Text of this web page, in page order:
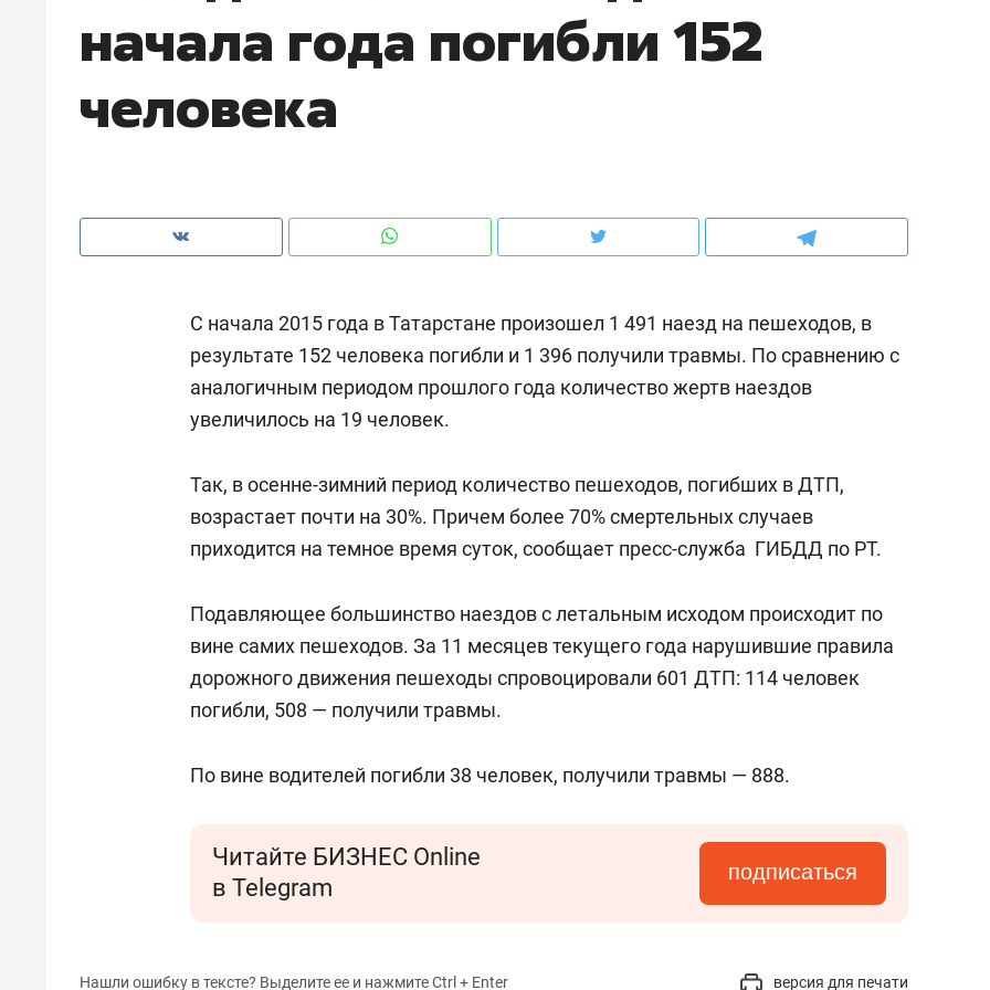
начала года погибли 152
человека
С начала 2015 года в Татарстане произошел 1 491 наезд на пешеходов, в
результате 152 человека погибли и 1 396 получили травмы. По сравнению с
аналогичным периодом прошлого года количество жертв наездов
увеличилось на 19 человек.
Так, в осенне-зимний период количество пешеходов, погибших в ДТП,
возрастает почти на 30%. Причем более 70% смертельных случаев
приходится на темное время суток, сообщает пресс-служба ГИБДД по РТ.
Подавляющее большинство наездов с летальным исходом происходит по
вине самих пешеходов. За 11 месяцев текущего года нарушившие правила
дорожного движения пешеходы спровоцировали 601 ДТП: 114 человек
погибли, 508 — получили травмы.
По вине водителей погибли 38 человек, получили травмы — 888.
Читайте БИЗНЕС Online
в Telegram
подписаться
Нашли ошибку в тексте? Выделите ее и нажмите Ctrl + Enter версия для печати
рынки, почему надо знать аксакалов и
чем интересен Оман?
Дизайнер-прораб Наталья
с мебелью за 2 миллиона –
для меня это челлендж!»
Рекомендуем
самостоятельности за 18
дней
Рекомендуем
с минбара – буду
с вершины горы»